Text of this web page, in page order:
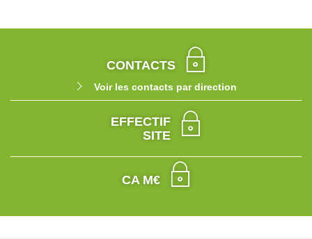
CONTACTS
Voir les contacts par direction
EFFECTIF
SITE
CA M€